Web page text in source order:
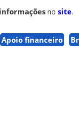
no site.
Apoio financeiro